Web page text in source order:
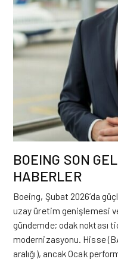
BOEING SON
HABERLER
Boeing, Şubat 2026’da
uzay üretim genişlemesi
gündemde; odak noktası
modernizasyonu. Hisse
aralığı), ancak Ocak